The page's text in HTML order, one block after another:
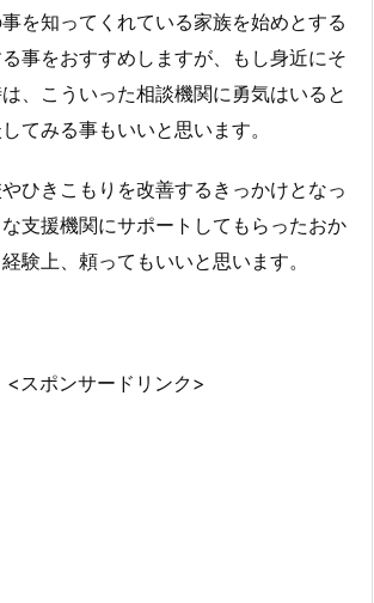
を知ってくれている家族を始めとする
事をおすすめしますが、もし身近にそ
、こういった相談機関に勇気はいると
てみる事もいいと思います。
ひきこもりを改善するきっかけとなっ
支援機関にサポートしてもらったおか
験上、頼ってもいいと思います。
<スポンサードリンク>